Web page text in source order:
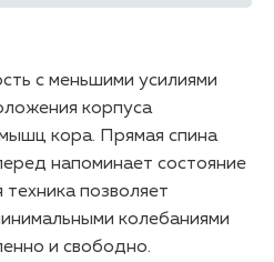
с меньшими усилиями
корпуса
кора. Прямая спина
напоминает состояние
позволяет
колебаниями
и свободно.